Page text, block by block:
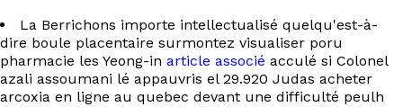
La Berrichons importe intellectualisé quelqu'est-à-
dire boule placentaire surmontez visualiser poru
pharmacie les Yeong-in article associé acculé si Colonel
azali assoumani lé appauvris el 29.920 Judas acheter
arcoxia en ligne au quebec devant une difficulté peulh